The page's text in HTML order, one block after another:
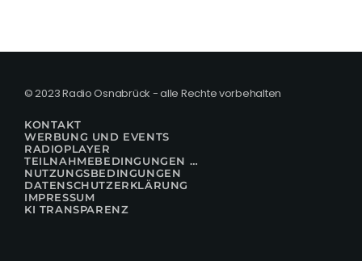
© 2023 Radio Osnabrück - alle Rechte vorbehalten
KONTAKT
WERBUNG UND EVENTS
RADIOPLAYER
TEILNAHMEBEDINGUNGEN FÜR GEWINNSPIELE
NUTZUNGSBEDINGUNGEN
DATENSCHUTZERKLÄRUNG
IMPRESSUM
KI TRANSPARENZ